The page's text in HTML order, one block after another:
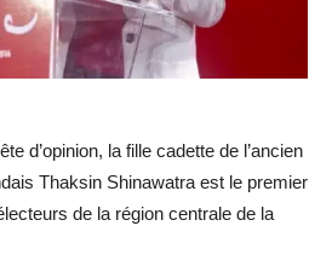
d’opinion, la fille cadette de l’ancien
Thaksin Shinawatra est le premier
de la région centrale de la